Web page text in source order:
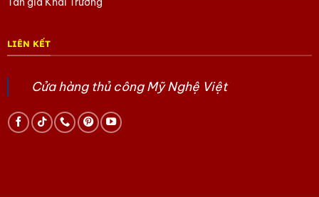
0902.409.089 – Ms Huyền hoặc 0903.754.715 – Ms
Để chúng tôi hỗ trợ thêm các thắc mắc của bạn nhé.
Tham khảo các sản phẩm Quà tặng lụa Hà Đông
Tham khảo các sản phẩm Sơn Mài khác
LIÊN KẾT
Cửa hàng thủ công Mỹ Nghệ Việt